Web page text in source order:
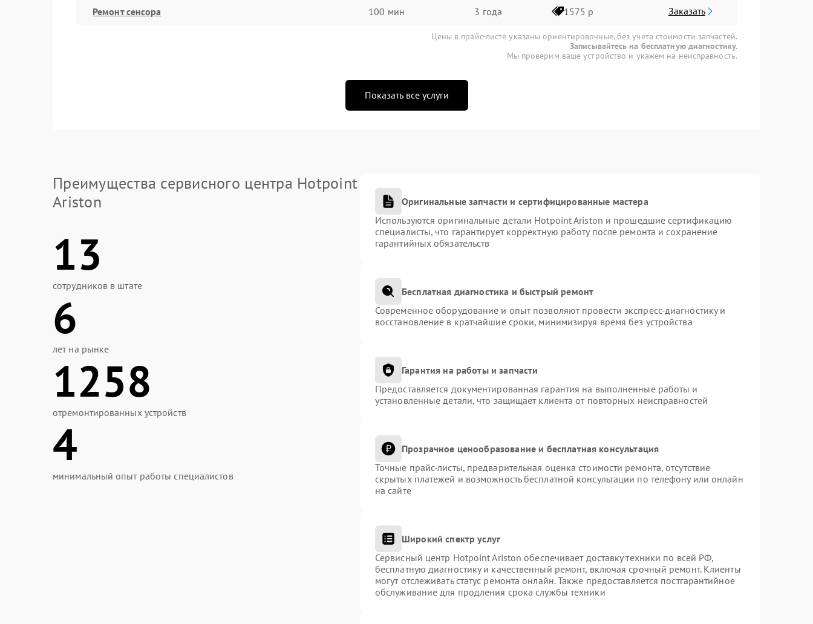
Ремонт сенсора 100 мин 3 года 1575 р Заказать
Цены в прайс-листе указаны ориентировочные, без учета стоимости запчастей.
Записывайтесь на бесплатную диагностику.
Мы проверим ваше устройство и укажем на неисправность.
Показать все услуги
Преимущества сервисного центра Hotpoint
Ariston
13
сотрудников в штате
6
лет на рынке
1258
отремонтированных устройств
4
минимальный опыт работы специалистов
Оригинальные запчасти и сертифицированные мастера
Используются оригинальные детали Hotpoint Ariston и прошедшие сертификацию
специалисты, что гарантирует корректную работу после ремонта и сохранение
гарантийных обязательств
Бесплатная диагностика и быстрый ремонт
Современное оборудование и опыт позволяют провести экспресс-диагностику и
восстановление в кратчайшие сроки, минимизируя время без устройства
Гарантия на работы и запчасти
Предоставляется документированная гарантия на выполненные работы и
установленные детали, что защищает клиента от повторных неисправностей
Прозрачное ценообразование и бесплатная консультация
Точные прайс-листы, предварительная оценка стоимости ремонта, отсутствие
скрытых платежей и возможность бесплатной консультации по телефону или онлайн
на сайте
Широкий спектр услуг
Сервисный центр Hotpoint Ariston обеспечивает доставку техники по всей РФ,
бесплатную диагностику и качественный ремонт, включая срочный ремонт. Клиенты
могут отслеживать статус ремонта онлайн. Также предоставляется постгарантийное
обслуживание для продления срока службы техники